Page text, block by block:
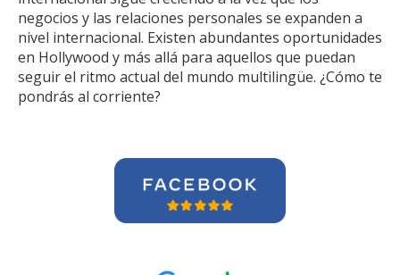
negocios y las relaciones personales se expanden a
nivel internacional. Existen abundantes oportunidades
en Hollywood y más allá para aquellos que puedan
seguir el ritmo actual del mundo multilingüe. ¿Cómo te
pondrás al corriente?